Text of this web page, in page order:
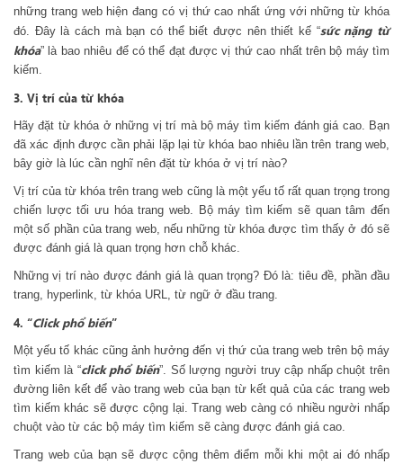
những trang web hiện đang có vị thứ cao nhất ứng với những từ khóa
đó. Đây là cách mà bạn có thể biết được nên thiết kế “sức nặng từ
khóa” là bao nhiêu để có thể đạt được vị thứ cao nhất trên bộ máy tìm
kiếm.
3. Vị trí của từ khóa
Hãy đặt từ khóa ở những vị trí mà bộ máy tìm kiếm đánh giá cao. Bạn
đã xác định được cần phải lặp lại từ khóa bao nhiêu lần trên trang web,
bây giờ là lúc cần nghĩ nên đặt từ khóa ở vị trí nào?
Vị trí của từ khóa trên trang web cũng là một yếu tố rất quan trọng trong
chiến lược tối ưu hóa trang web. Bộ máy tìm kiếm sẽ quan tâm đến
một số phần của trang web, nếu những từ khóa được tìm thấy ở đó sẽ
được đánh giá là quan trọng hơn chỗ khác.
Những vị trí nào được đánh giá là quan trọng? Đó là: tiêu đề, phần đầu
trang, hyperlink, từ khóa URL, từ ngữ ở đầu trang.
4. “Click phổ biến”
Một yếu tố khác cũng ảnh hưởng đến vị thứ của trang web trên bộ máy
tìm kiếm là “click phổ biến”. Số lượng người truy cập nhấp chuột trên
đường liên kết để vào trang web của bạn từ kết quả của các trang web
tìm kiếm khác sẽ được cộng lại. Trang web càng có nhiều người nhấp
chuột vào từ các bộ máy tìm kiếm sẽ càng được đánh giá cao.
Trang web của bạn sẽ được cộng thêm điểm mỗi khi một ai đó nhấp